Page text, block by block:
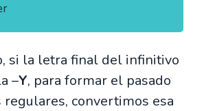
si la letra final del infinitivo
–Y, para formar el pasado
convertimos esa